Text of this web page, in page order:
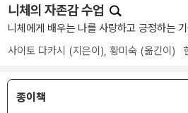
니체의 자존감 수업
니체에게 배우는 나를 사랑하고 긍정하는
사이토 다카시 (지은이), 황미숙 (옮긴이)
종이책